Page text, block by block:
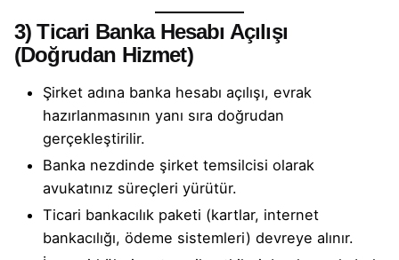
3)Ticari Banka Hesabı Açılışı
(Doğrudan Hizmet)
Şirket adına banka hesabı açılışı, evrak
hazırlanmasının yanı sıra doğrudan
gerçekleştirilir.
Banka nezdinde şirket temsilcisi olarak
avukatınız süreçleri yürütür.
Ticari bankacılık paketi (kartlar, internet
bankacılığı, ödeme sistemleri) devreye alınır.